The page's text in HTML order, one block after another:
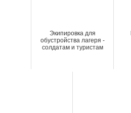
Экипировка для
обустройства лагеря -
солдатам и туристам